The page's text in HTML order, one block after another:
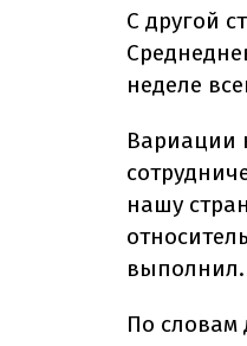
С другой
неделе
Вариации
нашу
выполнил.
По словам